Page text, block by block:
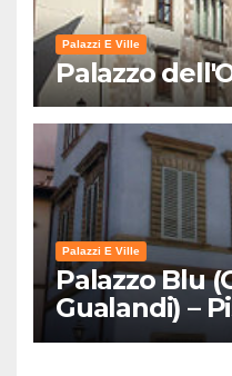
Palazzi E Ville
Palazzo
Palazzi E Ville
Palazzo Blu
Gualandi) –
Mostre e